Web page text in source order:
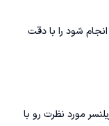
شود را با دقت
مورد نظرت رو با